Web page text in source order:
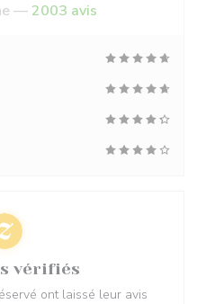
— 2003 avis
vérifiés
ont laissé leur avis